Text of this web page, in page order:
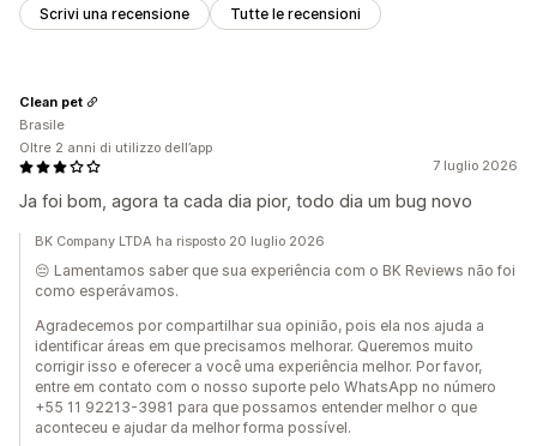
Scrivi una recensione Tutte le recensioni
7 luglio 2026
Ja foi bom, agora ta cada dia pior, todo dia um bug novo
Clean pet
Brasile
Oltre 2 anni di utilizzo dell’app
BK Company LTDA ha risposto 20 luglio 2026
😔 Lamentamos saber que sua experiência com o BK Reviews não foi
como esperávamos.
Agradecemos por compartilhar sua opinião, pois ela nos ajuda a
identificar áreas em que precisamos melhorar. Queremos muito
corrigir isso e oferecer a você uma experiência melhor. Por favor,
entre em contato com o nosso suporte pelo WhatsApp no número
+55 11 92213-3981 para que possamos entender melhor o que
aconteceu e ajudar da melhor forma possível.